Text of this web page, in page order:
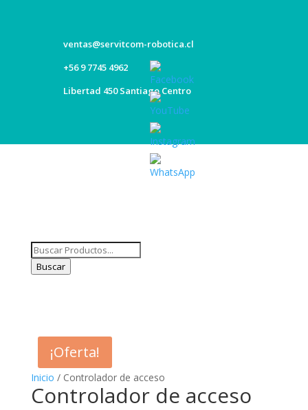
ventas@servitcom-robotica.cl
+56 9 7745 4962
Libertad 450 Santiago Centro
Búsqueda
deBuscar
Inicio / Controlador de acceso
Controlador de acceso
¡Oferta!
Set
Youtube